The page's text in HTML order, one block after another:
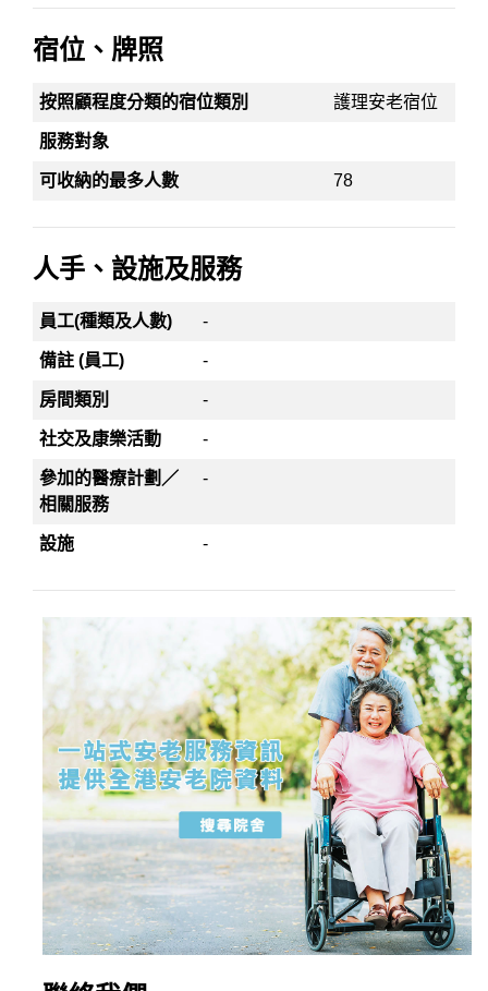
宿位、牌照
按照顧程度分類的宿位類別 護理安老宿位
服務對象
可收納的最多人數 78
人手、設施及服務
員工(種類及人數) -
備註 (員工) -
房間類別 -
社交及康樂活動 -
參加的醫療計劃／
相關服務
-
設施 -